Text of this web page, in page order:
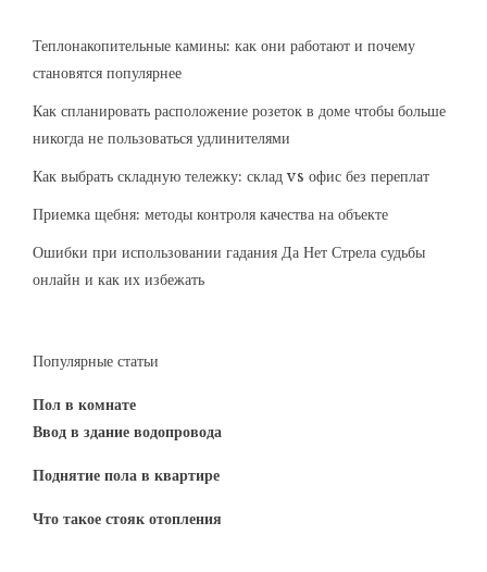
Теплонакопительные камины: как они работают и почему
становятся популярнее
Как спланировать расположение розеток в доме чтобы больше
никогда не пользоваться удлинителями
Как выбрать складную тележку: склад vs офис без переплат
Приемка щебня: методы контроля качества на объекте
Ошибки при использовании гадания Да Нет Стрела судьбы
онлайн и как их избежать
Популярные статьи
Пол в комнате
Ввод в здание водопровода
Поднятие пола в квартире
Что такое стояк отопления